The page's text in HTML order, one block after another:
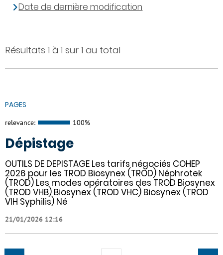
Résultats 1 à 1 sur 1 au total
PAGES
relevance: 100%
Dépistage
OUTILS DE DEPISTAGE Les tarifs négociés COHEP
2026 pour les TROD Biosynex (TROD) Néphrotek
(TROD) Les modes opératoires des TROD Biosynex
(TROD VHB) Biosynex (TROD VHC) Biosynex (TROD
VIH Syphilis) Né
21/01/2026 12:16
Date de dernière modification